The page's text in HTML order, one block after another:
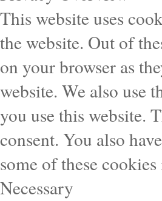
This website uses
the website. Out of
on your browser as
website. We also use
you use this website.
consent. You also
some of these
Necessary